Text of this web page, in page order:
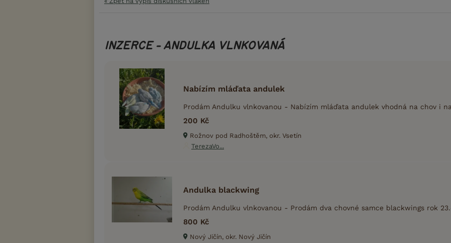
INZERCE - ANDULKA VLNKOVANÁ
Nabízím mláďata andulek
Prodám Andulku vlnkovanou - Nabízím mláďata andulek vhodná na chov i
200 Kč
Rožnov pod Radhoštěm, okr. Vsetín
TerezaVo...
Andulka blackwing
Prodám Andulku vlnkovanou - Prodám dva chovné samce blackwings rok
800 Kč
Nový Jičín, okr. Nový Jičín